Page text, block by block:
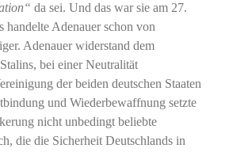
da sei. Und das war sie am 27.
Adenauer schon von
Adenauer widerstand dem
bei einer Neutralität
der beiden deutschen Staaten
und Wiederbewaffnung setzte
nicht unbedingt beliebte
die die Sicherheit Deutschlands in